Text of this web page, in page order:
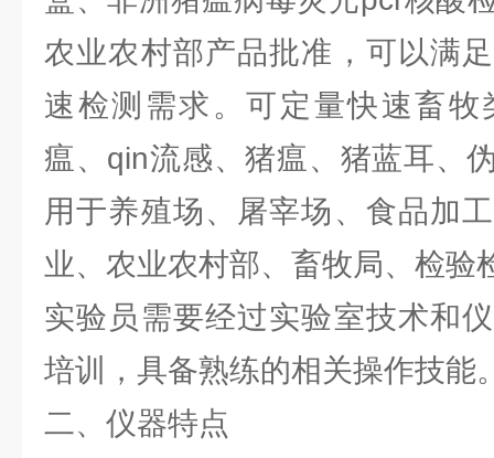
农业农村部产品批准，可以满
速检测需求。可定量快速畜
瘟、qin流感、猪瘟、猪蓝耳、
用于养殖场、屠宰场、食品加
业、农业农村部、畜牧局、检验
实验员需要经过实验室技术和
培训，具备熟练的相关操作技能
二、仪器特点